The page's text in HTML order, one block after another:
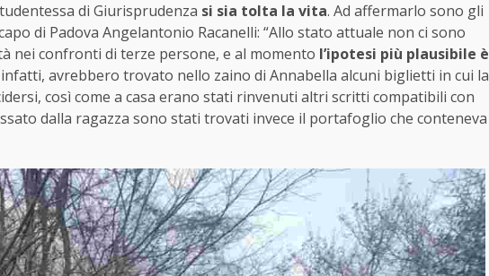
di Giurisprudenza si sia tolta la vita. Ad affermarlo sono gli
di Padova Angelantonio Racanelli: “Allo stato attuale non ci sono
nei confronti di terze persone, e al momento l’ipotesi più plausibile è
infatti, avrebbero trovato nello zaino di Annabella alcuni biglietti in cui la
così come a casa erano stati rinvenuti altri scritti compatibili con
dalla ragazza sono stati trovati invece il portafoglio che conteneva